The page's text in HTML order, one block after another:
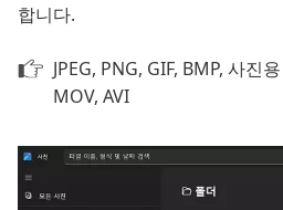
합니다.
JPEG, PNG, GIF, BMP, 사진
MOV, AVI